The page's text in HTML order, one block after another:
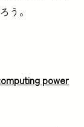
う。
power